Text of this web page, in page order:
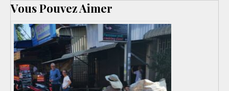
Vous Pouvez Aimer